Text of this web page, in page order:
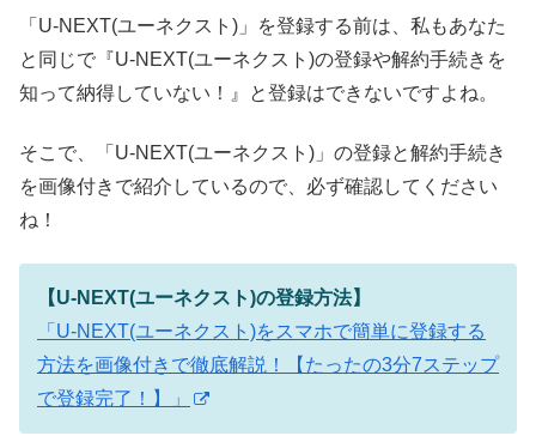
「U-NEXT(ユーネクスト)」を登録する前は、私もあなた
と同じで『U-NEXT(ユーネクスト)の登録や解約手続きを
知って納得していない！』と登録はできないですよね。
そこで、「U-NEXT(ユーネクスト)」の登録と解約手続き
を画像付きで紹介しているので、必ず確認してください
ね！
【U-NEXT(ユーネクスト)の登録方法】
「U-NEXT(ユーネクスト)をスマホで簡単に登録する
方法を画像付きで徹底解説！【たったの3分7ステップ
で登録完了！】」